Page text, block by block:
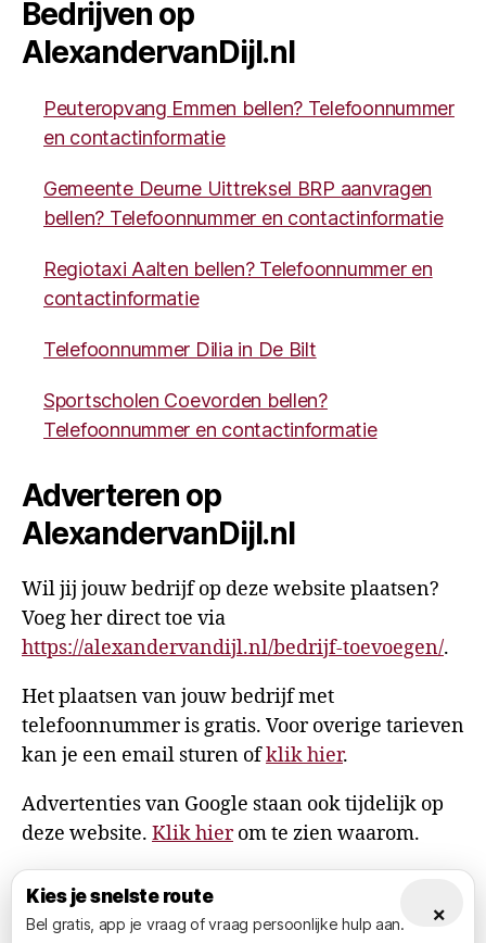
Bedrijven op
AlexandervanDijl.nl
Peuteropvang Emmen bellen? Telefoonnummer
en contactinformatie
Gemeente Deurne Uittreksel BRP aanvragen
bellen? Telefoonnummer en contactinformatie
Regiotaxi Aalten bellen? Telefoonnummer en
contactinformatie
Telefoonnummer Dilia in De Bilt
Sportscholen Coevorden bellen?
Telefoonnummer en contactinformatie
Adverteren op
AlexandervanDijl.nl
Wil jij jouw bedrijf op deze website plaatsen?
Voeg her direct toe via
https://alexandervandijl.nl/bedrijf-toevoegen/.
Het plaatsen van jouw bedrijf met
telefoonnummer is gratis. Voor overige tarieven
kan je een email sturen ofklik hier.
Advertenties van Google staan ook tijdelijk op
deze website. Klik hierom te zien waarom.
© 2026AlexandervanDijl.nl Omhoog
×
Kies je snelste route
Bel gratis, app je vraag of vraag persoonlijke hulp aan.